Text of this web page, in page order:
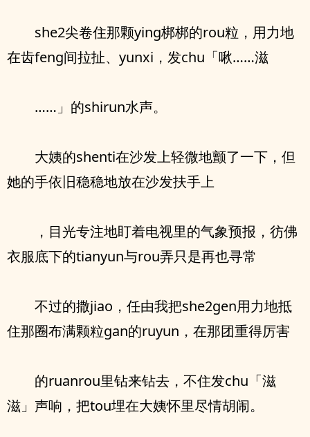
she2尖卷住那颗ying梆梆的rou粒，用力地
在齿feng间拉扯、yunxi，发chu「啾……滋
……」的shirun水声。
大姨的shenti在沙发上轻微地颤了一下，但
她的手依旧稳稳地放在沙发扶手上
，目光专注地盯着电视里的气象预报，彷佛
衣服底下的tianyun与rou弄只是再也寻常
不过的撒jiao，任由我把she2gen用力地抵
住那圈布满颗粒gan的ruyun，在那团重得厉害
的ruanrou里钻来钻去，不住发chu「滋
滋」声响，把tou埋在大姨怀里尽情胡闹。